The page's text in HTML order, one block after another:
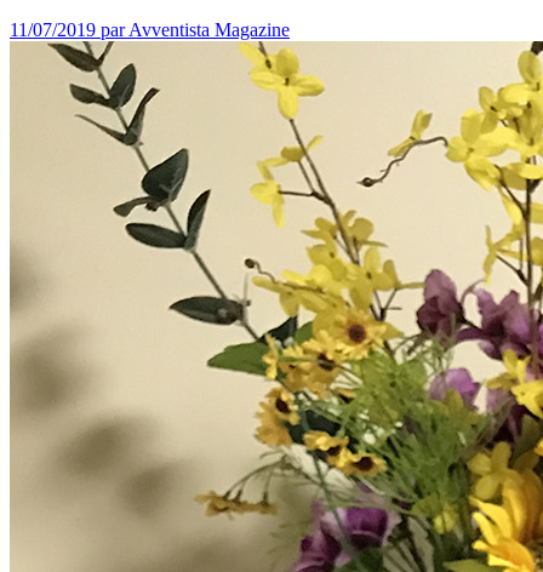
11/07/2019 par Avventista Magazine